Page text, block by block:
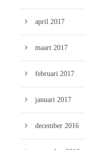
april 2017
maart 2017
februari 2017
januari 2017
december 2016